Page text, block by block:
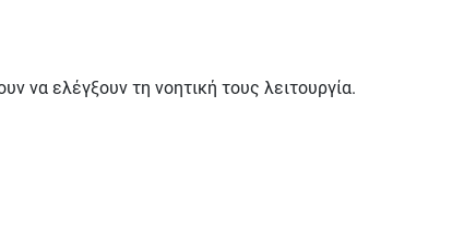
να ελέγξουν τη νοητική τους λειτουργία.